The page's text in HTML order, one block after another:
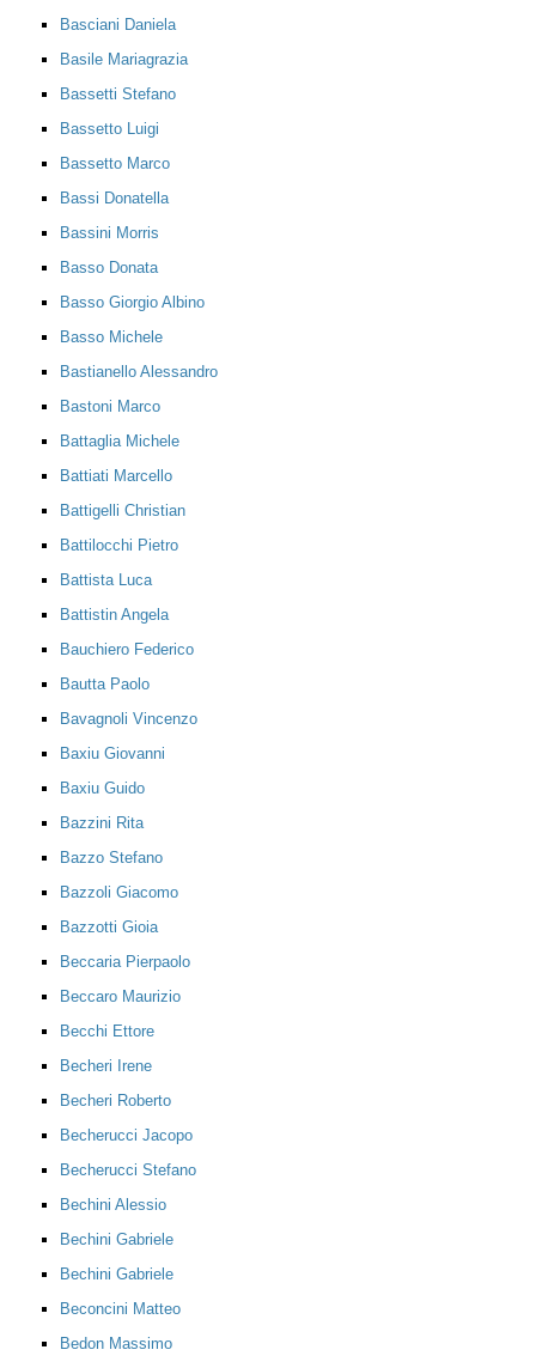
Basciani Daniela
Basile Mariagrazia
Bassetti Stefano
Bassetto Luigi
Bassetto Marco
Bassi Donatella
Bassini Morris
Basso Donata
Basso Giorgio Albino
Basso Michele
Bastianello Alessandro
Bastoni Marco
Battaglia Michele
Battiati Marcello
Battigelli Christian
Battilocchi Pietro
Battista Luca
Battistin Angela
Bauchiero Federico
Bautta Paolo
Bavagnoli Vincenzo
Baxiu Giovanni
Baxiu Guido
Bazzini Rita
Bazzo Stefano
Bazzoli Giacomo
Bazzotti Gioia
Beccaria Pierpaolo
Beccaro Maurizio
Becchi Ettore
Becheri Irene
Becheri Roberto
Becherucci Jacopo
Becherucci Stefano
Bechini Alessio
Bechini Gabriele
Bechini Gabriele
Beconcini Matteo
Bedon Massimo